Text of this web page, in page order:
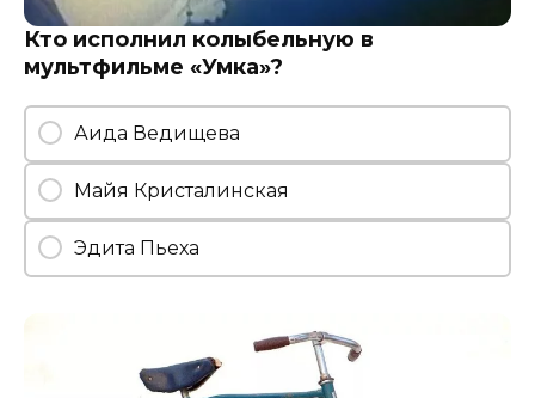
Кто исполнил колыбельную в
мультфильме «Умка»?
Аида Ведищева
Майя Кристалинская
Эдита Пьеха